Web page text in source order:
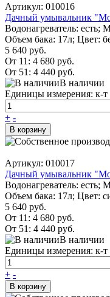
Артикул: 010016
Дачный умывальник
Водонагреватель: есть;
Объем бака: 17л; Цвет:
5 640 руб.
От 11: 4 680 руб.
От 51: 4 440 руб.
В наличии
Единицы измерения: к-т
+ -
В корзину
Артикул: 010017
Дачный умывальник
Водонагреватель: есть;
Объем бака: 17л; Цвет:
5 640 руб.
От 11: 4 680 руб.
От 51: 4 440 руб.
В наличии
Единицы измерения: к-т
+ -
В корзину